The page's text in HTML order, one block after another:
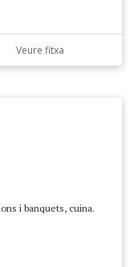
Veure fitxa
i banquets, cuina.